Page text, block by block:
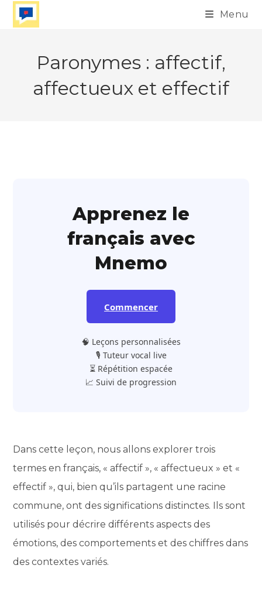
Skip
Menu
Paronymes : affectif,
affectueux et effectif
Apprenez le
français avec
Mnemo
Commencer
🧠 Leçons personnalisées
🎙️ Tuteur vocal live
⏳ Répétition espacée
📈 Suivi de progression
Dans cette leçon, nous allons explorer trois
termes en français, « affectif », « affectueux » et «
effectif », qui, bien qu’ils partagent une racine
commune, ont des significations distinctes. Ils sont
utilisés pour décrire différents aspects des
émotions, des comportements et des chiffres dans
des contextes variés.